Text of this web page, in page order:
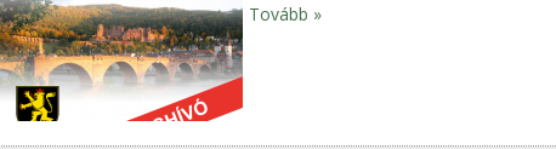
Tovább »